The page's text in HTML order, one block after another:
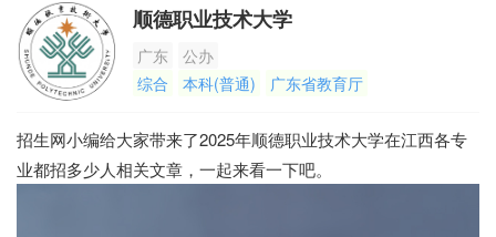
顺德职业技术大学
广东
公办
综合
本科(普通) 广东省教育厅
招生网小编给大家带来了2025年顺德职业技术大学在江西各专
业都招多少人相关文章，一起来看一下吧。